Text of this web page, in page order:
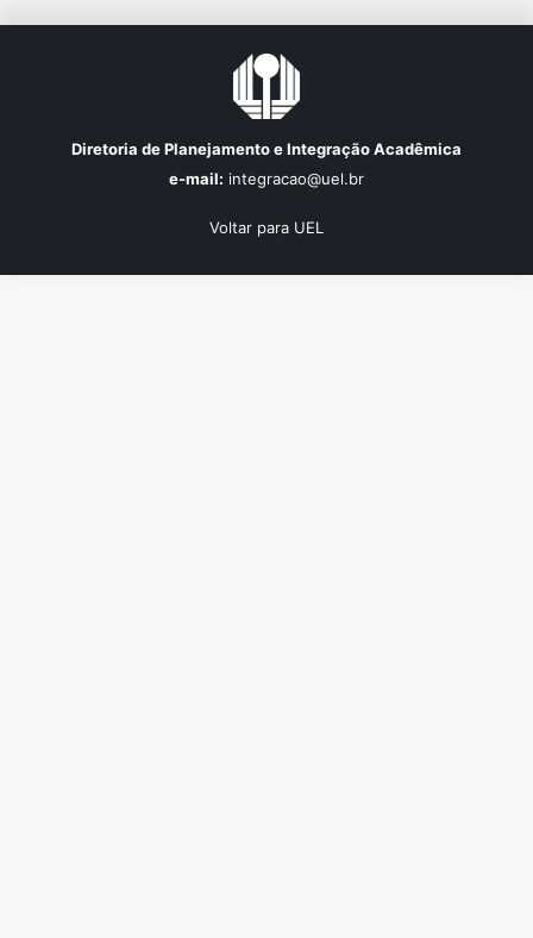
Diretoria de Planejamento e Integração Acadêmica
e-mail: integracao@uel.br
Voltar para UEL